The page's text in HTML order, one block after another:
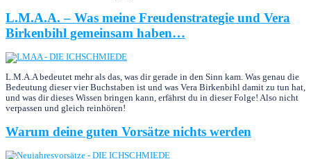
L.M.A.A. – Was meine Freudenstrategie und Vera
Birkenbihl gemeinsam haben…
L.M.A.A bedeutet mehr als das, was dir gerade in den Sinn kam. Was genau die
Bedeutung dieser vier Buchstaben ist und was Vera Birkenbihl damit zu tun hat,
und was dir dieses Wissen bringen kann, erfährst du in dieser Folge! Also nicht
verpassen und gleich reinhören!
Warum deine guten Vorsätze nichts werden